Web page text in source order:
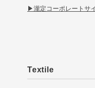
▶瀧定コーポレートサ
Textile